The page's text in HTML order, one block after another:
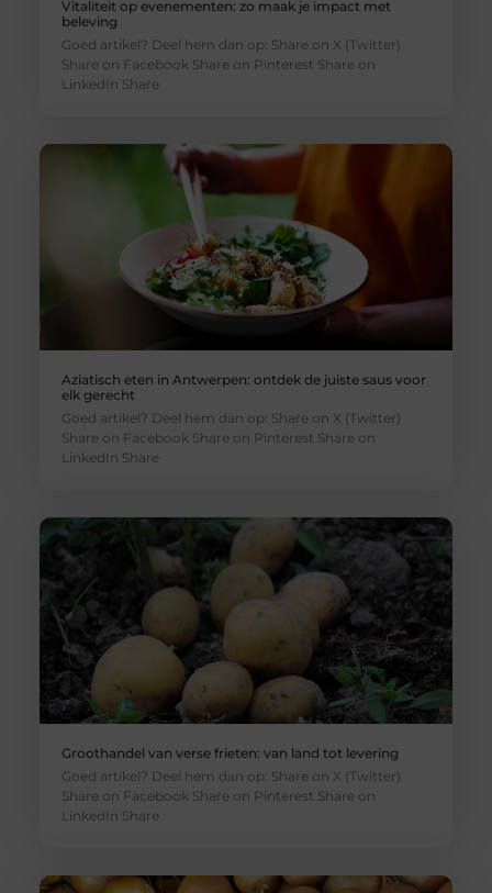
Vitaliteit op evenementen: zo maak je impact met
beleving
Goed artikel? Deel hem dan op: Share on X (Twitter)
Share on Facebook Share on Pinterest Share on
LinkedIn Share
Aziatisch eten in Antwerpen: ontdek de juiste saus voor
elk gerecht
Goed artikel? Deel hem dan op: Share on X (Twitter)
Share on Facebook Share on Pinterest Share on
LinkedIn Share
Groothandel van verse frieten: van land tot levering
Goed artikel? Deel hem dan op: Share on X (Twitter)
Share on Facebook Share on Pinterest Share on
LinkedIn Share